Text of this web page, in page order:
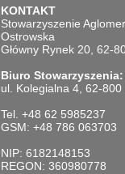
KONTAKT
Stowarzyszenie
Ostrowska
Główny Rynek 20, 62-
Biuro Stowarzyszenia:
ul. Kolegialna 4, 62-800
Tel. +48 62 5985237
GSM: +48 786 063703
NIP: 6182148153
REGON: 360980778